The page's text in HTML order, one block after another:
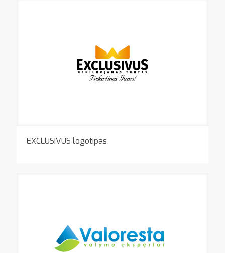
EXCLUSIVUS logotipas